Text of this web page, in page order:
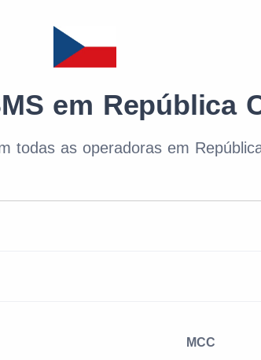
em República
todas as operadoras em
MCC